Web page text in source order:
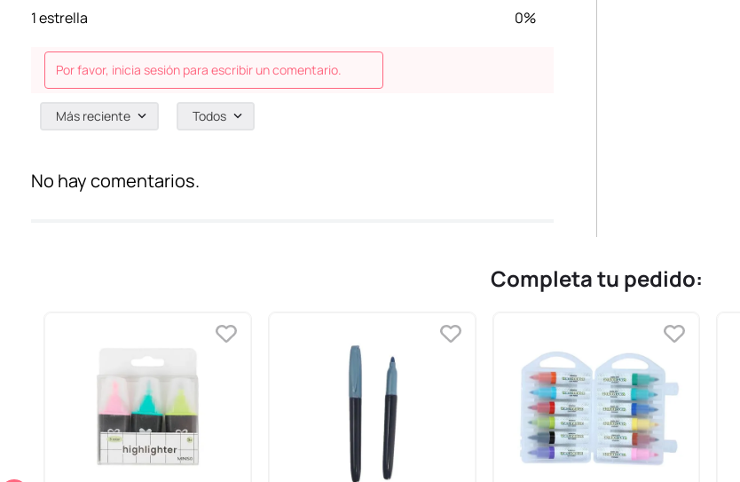
1 estrella 0%
Por favor, inicia sesión para escribir un comentario.
Más reciente Todos
No hay comentarios.
Completa tu pedido: